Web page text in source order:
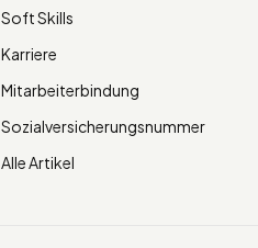
Soft Skills
Karriere
Mitarbeiterbindung
Sozialversicherungsnummer
Alle Artikel